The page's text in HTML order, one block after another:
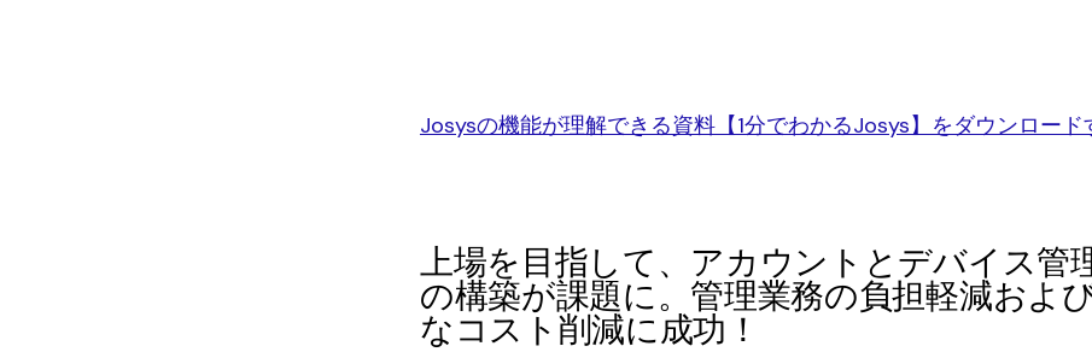
Josysの機能が理解できる資料【1分でわかるJosys】をダウンロード
上場を目指して、アカウントとデバイス管
の構築が課題に。管理業務の負担軽減およ
なコスト削減に成功！